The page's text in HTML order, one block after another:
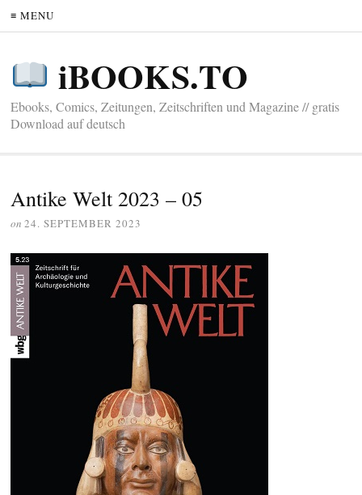
≡ MENU
iBOOKS.TO
Ebooks, Comics, Zeitungen, Zeitschriften und Magazine // gratis
Download auf deutsch
Antike Welt 2023 – 05
on 24. SEPTEMBER 2023